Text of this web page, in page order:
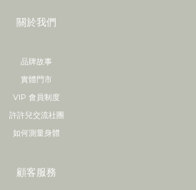
關於我們
品牌故事
實體門市
VIP 會員制度
許許兒交流社團
如何測量身體
顧客服務